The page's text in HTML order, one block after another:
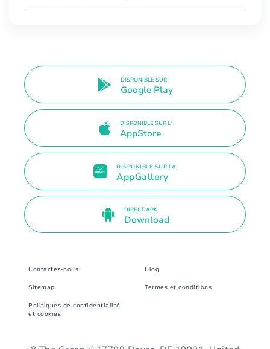
DISPONIBLE SUR
Google Play
DISPONIBLE SUR L'
AppStore
DISPONIBLE SUR LA
AppGallery
DIRECT APK
Download
Contactez-nous Blog
Sitemap Termes et conditions
Politiques de confidentialité
et cookies